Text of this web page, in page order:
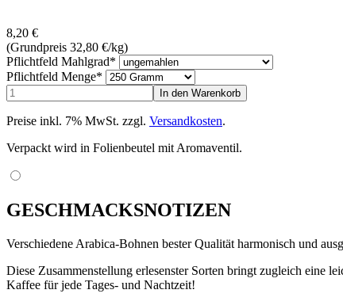
8,20 €
(Grundpreis 32,80 €/kg)
Pflichtfeld Mahlgrad*
Pflichtfeld Menge*
Preise inkl. 7% MwSt. zzgl. Versandkosten.
Verpackt wird in Folienbeutel mit Aromaventil.
GESCHMACKSNOTIZEN
Verschiedene Arabica-Bohnen bester Qualität harmonisch und
Diese Zusammenstellung erlesenster Sorten bringt zugleich eine
Kaffee für jede Tages- und Nachtzeit!